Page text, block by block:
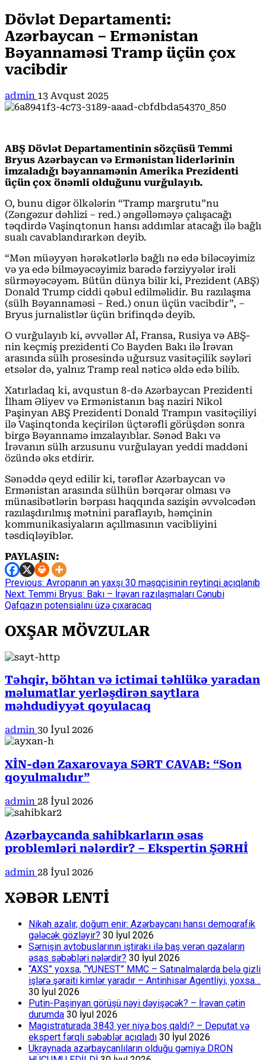
Dövlət Departamenti:
Azərbaycan – Ermənistan
Bəyannaməsi Tramp üçün çox
vacibdir
admin 13 Avqust 2025
ABŞ Dövlət Departamentinin sözçüsü Temmi
Bryus Azərbaycan və Ermənistan liderlərinin
imzaladığı bəyannamənin Amerika Prezidenti
üçün çox önəmli olduğunu vurğulayıb.
O, bunu digər ölkələrin “Tramp marşrutu”nu
(Zəngəzur dəhlizi – red.) əngəlləməyə çalışacağı
təqdirdə Vaşinqtonun hansı addımlar atacağı ilə bağlı
sualı cavablandırarkən deyib.
“Mən müəyyən hərəkətlərlə bağlı nə edə biləcəyimiz
və ya edə bilməyəcəyimiz barədə fərziyyələr irəli
sürməyəcəyəm. Bütün dünya bilir ki, Prezident (ABŞ)
Donald Trump ciddi qəbul edilməlidir. Bu razılaşma
(sülh Bəyannaməsi – Red.) onun üçün vacibdir”, –
Bryus jurnalistlər üçün brifinqdə deyib.
O vurğulayıb ki, əvvəllər Aİ, Fransa, Rusiya və ABŞ-
nin keçmiş prezidenti Co Bayden Bakı ilə İrəvan
arasında sülh prosesində uğursuz vasitəçilik səyləri
etsələr də, yalnız Tramp real nəticə əldə edə bilib.
Xatırladaq ki, avqustun 8-də Azərbaycan Prezidenti
İlham Əliyev və Ermənistanın baş naziri Nikol
Paşinyan ABŞ Prezidenti Donald Trampın vasitəçiliyi
ilə Vaşinqtonda keçirilən üçtərəfli görüşdən sonra
birgə Bəyannamə imzalayıblar. Sənəd Bakı və
İrəvanın sülh arzusunu vurğulayan yeddi maddəni
özündə əks etdirir.
Sənəddə qeyd edilir ki, tərəflər Azərbaycan və
Ermənistan arasında sülhün bərqərar olması və
münasibətlərin bərpası haqqında sazişin əvvəlcədən
razılaşdırılmış mətnini paraflayıb, həmçinin
kommunikasiyaların açıllmasının vacibliyini
təsdiqləyiblər.
PAYLAŞIN:
Continue
Reading
Previous: Avropanın ən yaxşı 30 məşqçisinin reytinqi açıqlanıb
Next: Temmi Bryus: Bakı – İrəvan razılaşmaları Cənubi
Qafqazın potensialını üzə çıxaracaq
OXŞAR MÖVZULAR
Təhqir, böhtan və ictimai təhlükə yaradan
məlumatlar yerləşdirən saytlara
məhdudiyyət qoyulacaq
admin 30 İyul 2026
XİN-dən Zaxarovaya SƏRT CAVAB: “Son
qoyulmalıdır”
admin 28 İyul 2026
Azərbaycanda sahibkarların əsas
problemləri nələrdir? – Ekspertin ŞƏRHİ
admin 28 İyul 2026
XƏBƏR LENTİ
Nikah azalır, doğum enir: Azərbaycanı hansı demoqrafik
gələcək gözləyir? 30 İyul 2026
Sərnişin avtobuslarının iştirakı ilə baş verən qəzaların
əsas səbəbləri nələrdir? 30 İyul 2026
“AXS” yoxsa, “YUNEST” MMC – Satınalmalarda belə gizli
işlərə şəraiti kimlər yaradır – Antinhisar Agentliyi, yoxsa…
30 İyul 2026
Putin-Paşinyan görüşü nəyi dəyişəcək? – İrəvan çətin
durumda 30 İyul 2026
Magistraturada 3843 yer niyə boş qaldı? – Deputat və
ekspert fərqli səbəblər açıqladı 30 İyul 2026
Ukraynada azərbaycanlıların olduğu gəmiyə DRON